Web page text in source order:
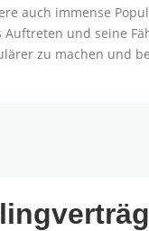
auch immense
und seine
zu machen und